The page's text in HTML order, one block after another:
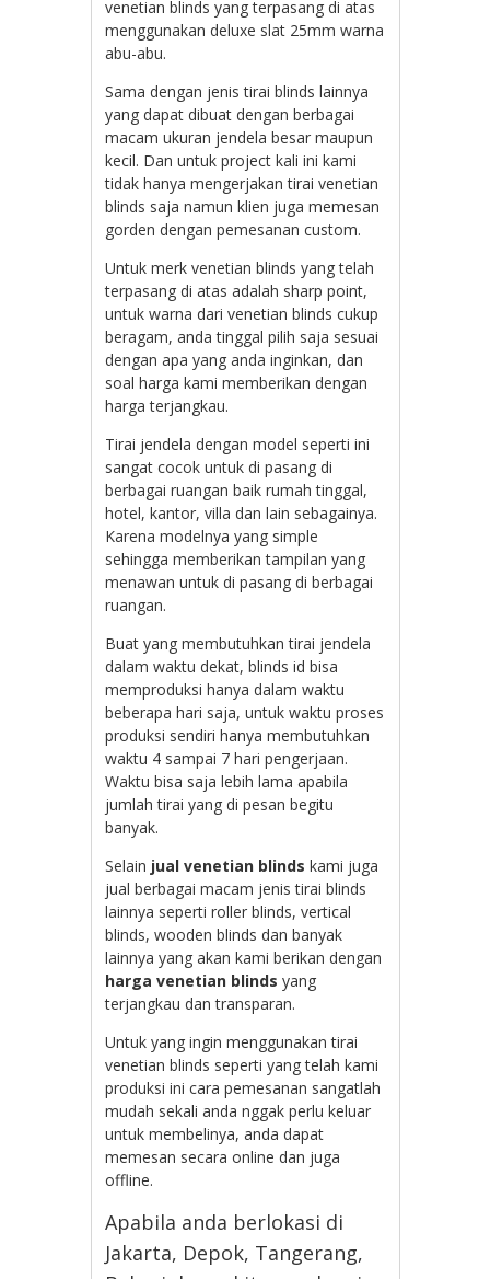
venetian blinds yang terpasang di atas
menggunakan deluxe slat 25mm warna
abu-abu.
Sama dengan jenis tirai blinds lainnya
yang dapat dibuat dengan berbagai
macam ukuran jendela besar maupun
kecil. Dan untuk project kali ini kami
tidak hanya mengerjakan tirai venetian
blinds saja namun klien juga memesan
gorden dengan pemesanan custom.
Untuk merk venetian blinds yang telah
terpasang di atas adalah sharp point,
untuk warna dari venetian blinds cukup
beragam, anda tinggal pilih saja sesuai
dengan apa yang anda inginkan, dan
soal harga kami memberikan dengan
harga terjangkau.
Tirai jendela dengan model seperti ini
sangat cocok untuk di pasang di
berbagai ruangan baik rumah tinggal,
hotel, kantor, villa dan lain sebagainya.
Karena modelnya yang simple
sehingga memberikan tampilan yang
menawan untuk di pasang di berbagai
ruangan.
Buat yang membutuhkan tirai jendela
dalam waktu dekat, blinds id bisa
memproduksi hanya dalam waktu
beberapa hari saja, untuk waktu proses
produksi sendiri hanya membutuhkan
waktu 4 sampai 7 hari pengerjaan.
Waktu bisa saja lebih lama apabila
jumlah tirai yang di pesan begitu
banyak.
Selain jual venetian blindskami juga
jual berbagai macam jenis tirai blinds
lainnya seperti roller blinds, vertical
blinds, wooden blinds dan banyak
lainnya yang akan kami berikan dengan
harga venetian blinds yang
terjangkau dan transparan.
Untuk yang ingin menggunakan tirai
venetian blinds seperti yang telah kami
produksi ini cara pemesanan sangatlah
mudah sekali anda nggak perlu keluar
untuk membelinya, anda dapat
memesan secara online dan juga
offline.
Apabila anda berlokasi di
Jakarta, Depok, Tangerang,